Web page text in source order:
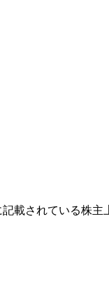
載されている株